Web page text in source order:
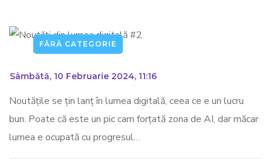
FĂRĂ CATEGORIE
Sâmbătă, 10 Februarie 2024, 11:16
Noutățile se țin lanț în lumea digitală, ceea ce e un lucru
bun. Poate că este un pic cam forțată zona de AI, dar măcar
lumea e ocupată cu progresul…